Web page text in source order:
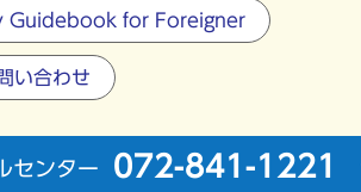
Guidebook for Foreigner
い合わせ
センター 072-841-1221